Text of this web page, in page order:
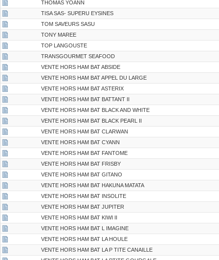
THOMAS YOANN
TISA SAS- SUPERU EYSINES
TOM SAVEURS SASU
TONY MAREE
TOP LANGOUSTE
TRANSGOURMET SEAFOOD
VENTE HORS HAM BAT ABSIDE
VENTE HORS HAM BAT APPEL DU LARGE
VENTE HORS HAM BAT ASTERIX
VENTE HORS HAM BAT BATTANT II
VENTE HORS HAM BAT BLACK AND WHITE
VENTE HORS HAM BAT BLACK PEARL II
VENTE HORS HAM BAT CLARWAN
VENTE HORS HAM BAT CYANN
VENTE HORS HAM BAT FANTOME
VENTE HORS HAM BAT FRISBY
VENTE HORS HAM BAT GITANO
VENTE HORS HAM BAT HAKUNA MATATA
VENTE HORS HAM BAT INSOLITE
VENTE HORS HAM BAT JUPITER
VENTE HORS HAM BAT KIWI II
VENTE HORS HAM BAT L IMAGINE
VENTE HORS HAM BAT LA HOULE
VENTE HORS HAM BAT LA P TITE CANAILLE